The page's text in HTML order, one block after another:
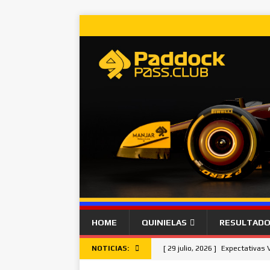
HOME QUINIELAS
NOTICIAS: [ 29 julio, 2026 ] Expectativas